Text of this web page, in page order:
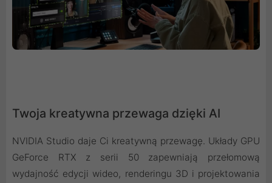
Twoja kreatywna przewaga dzięki AI
NVIDIA Studio daje Ci kreatywną przewagę. Układy GPU
GeForce RTX z serii 50 zapewniają przełomową
wydajność edycji wideo, renderingu 3D i projektowania